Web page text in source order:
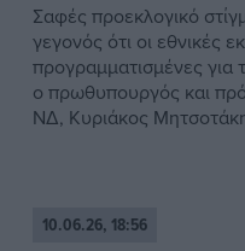
Σαφές προεκλογικό
γεγονός ότι οι εθνικές
προγραμματισμένες για
ο πρωθυπουργός και
ΝΔ, Κυριάκος
10.06.26, 18:56